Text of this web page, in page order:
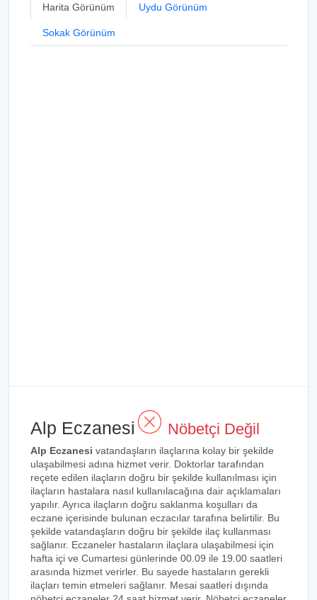
Harita Görünüm Uydu Görünüm
Sokak Görünüm
Alp Eczanesi Nöbetçi Değil
Alp Eczanesi vatandaşların ilaçlarına kolay bir şekilde
ulaşabilmesi adına hizmet verir. Doktorlar tarafından
reçete edilen ilaçların doğru bir şekilde kullanılması için
ilaçların hastalara nasıl kullanılacağına dair açıklamaları
yapılır. Ayrıca ilaçların doğru saklanma koşulları da
eczane içerisinde bulunan eczacılar tarafına belirtilir. Bu
şekilde vatandaşların doğru bir şekilde ilaç kullanması
sağlanır. Eczaneler hastaların ilaçlara ulaşabilmesi için
hafta içi ve Cumartesi günlerinde 00.09 ile 19.00 saatleri
arasında hizmet verirler. Bu sayede hastaların gerekli
ilaçları temin etmeleri sağlanır. Mesai saatleri dışında